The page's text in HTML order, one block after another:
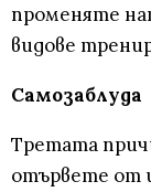
променяте
видове
Самозаблуда
Третата
отървете от